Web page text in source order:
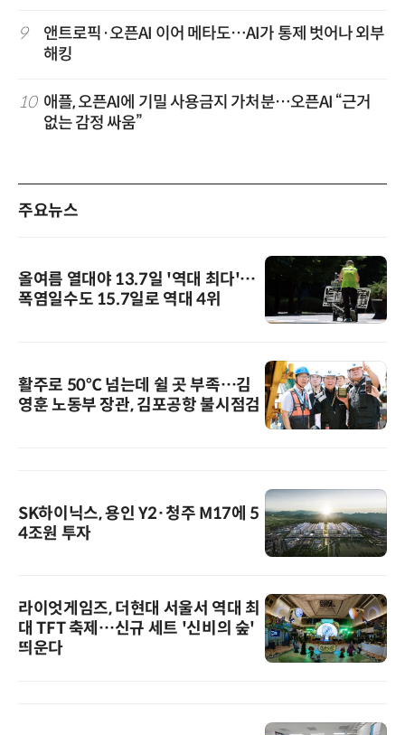
9
앤트로픽·오픈AI 이어 메타도…AI가 통제 벗어나 외부
해킹
10 애플, 오픈AI에 기밀 사용금지 가처분…오픈AI “근거
없는 감정 싸움”
주요뉴스
올여름 열대야 13.7일 '역대 최다'…
폭염일수도 15.7일로 역대 4위
활주로 50℃ 넘는데 쉴 곳 부족…김
영훈 노동부 장관, 김포공항 불시점검
SK하이닉스, 용인 Y2·청주 M17에 5
4조원 투자
라이엇게임즈, 더현대 서울서 역대 최
대 TFT 축제…신규 세트 '신비의 숲'
띄운다